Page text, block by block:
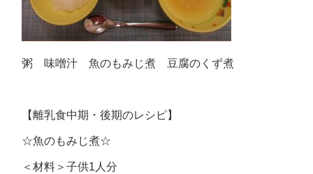
粥 味噌汁 魚のもみじ煮 豆腐のくず煮
【離乳食中期・後期のレシピ】
☆魚のもみじ煮☆
＜材料＞子供1人分